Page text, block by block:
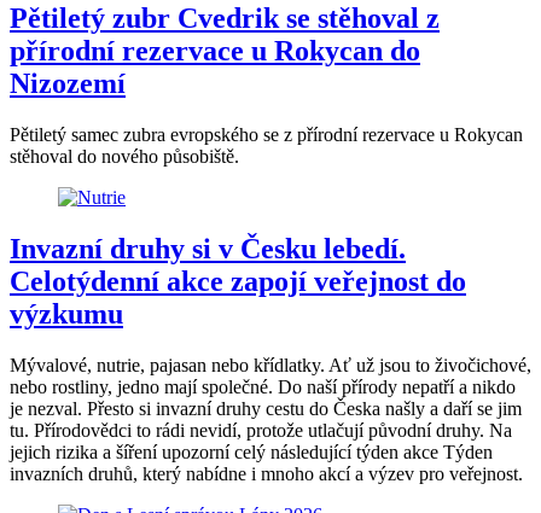
Pětiletý zubr Cvedrik se stěhoval z
přírodní rezervace u Rokycan do
Nizozemí
Pětiletý samec zubra evropského se z přírodní rezervace u Rokycan
stěhoval do nového působiště.
Invazní druhy si v Česku lebedí.
Celotýdenní akce zapojí veřejnost do
výzkumu
Mývalové, nutrie, pajasan nebo křídlatky. Ať už jsou to živočichové,
nebo rostliny, jedno mají společné. Do naší přírody nepatří a nikdo
je nezval. Přesto si invazní druhy cestu do Česka našly a daří se jim
tu. Přírodovědci to rádi nevidí, protože utlačují původní druhy. Na
jejich rizika a šíření upozorní celý následující týden akce Týden
invazních druhů, který nabídne i mnoho akcí a výzev pro veřejnost.